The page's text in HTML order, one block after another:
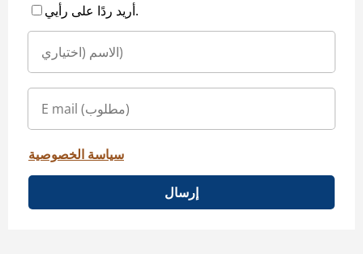
أريد ردًا على رأيي.
سياسة الخصوصية
إرسال